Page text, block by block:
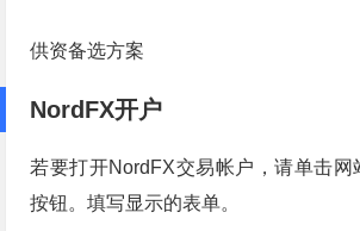
供资备选方案
NordFX开户
若要打开NordFX交易帐户，请单击网
按钮。填写显示的表单。